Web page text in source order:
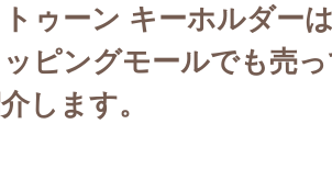
ゥーン キーホルダー
ピングモールでも売
します。